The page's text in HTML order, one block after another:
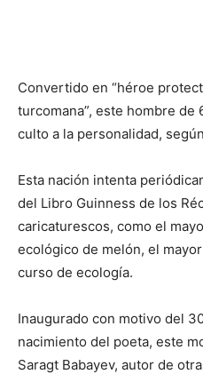
Convertido en “héroe
turcomana”, este hombre de
culto a la personalidad,
Esta nación intenta
del Libro Guinness de los
caricaturescos, como el
ecológico de melón, el
curso de ecología.
Inaugurado con motivo del
nacimiento del poeta, este
Saragt Babayev, autor de